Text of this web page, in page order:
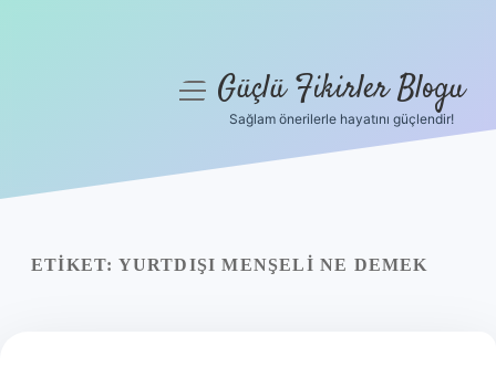
Yasal Uyarı
menüyüGüçlü Fikirler Blogu
Sağlam önerilerle hayatını güçlendir!
ETIKET: YURTDIŞI MENŞELI NE DEMEK